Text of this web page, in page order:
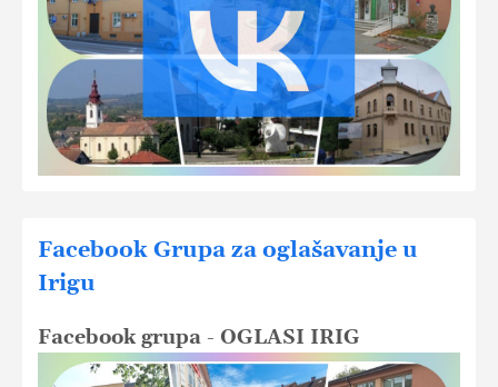
Facebook Grupa za oglašavanje u
Irigu
Facebook grupa - OGLASI IRIG